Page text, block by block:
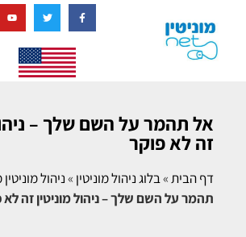
אל תהמר על השם שלך –
זה לא פוקר
דף הבית»בלוג ניהול מוניטין »ניהול
תהמר על השם שלך – ניהול מוניטין זה לא